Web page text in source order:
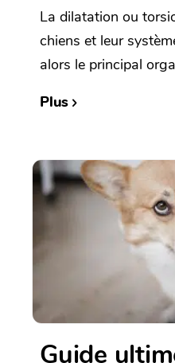
La dilatation ou
chiens et leur
alors le principal
Plus
Guide